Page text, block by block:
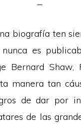
biografía ten
es
Bernard Shaw,
manera tan
de dar por
de las